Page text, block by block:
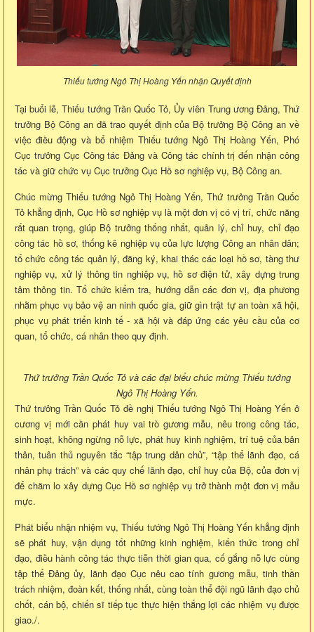
Thiếu tướng Ngô Thị Hoàng Yến nhận Quyết định
Tại buổi lễ, Thiếu tướng Trần Quốc Tỏ, Ủy viên Trung ương Đảng, Thứ
trưởng Bộ Công an đã trao quyết định của Bộ trưởng Bộ Công an về
việc điều động và bổ nhiệm Thiếu tướng Ngô Thị Hoàng Yến, Phó
Cục trưởng Cục Công tác Đảng và Công tác chính trị đến nhận công
tác và giữ chức vụ Cục trưởng Cục Hồ sơ nghiệp vụ, Bộ Công an.
Chúc mừng Thiếu tướng Ngô Thị Hoàng Yến, Thứ trưởng Trần Quốc
Tỏ khẳng định, Cục Hồ sơ nghiệp vụ là một đơn vị có vị trí, chức năng
rất quan trọng, giúp Bộ trưởng thống nhất, quản lý, chỉ huy, chỉ đạo
công tác hồ sơ, thống kê nghiệp vụ của lực lượng Công an nhân dân;
tổ chức công tác quản lý, đăng ký, khai thác các loại hồ sơ, tàng thư
nghiệp vụ, xử lý thông tin nghiệp vụ, hồ sơ điện tử, xây dựng trung
tâm thông tin. Tổ chức kiểm tra, hướng dẫn các đơn vị, địa phương
nhằm phục vụ bảo vệ an ninh quốc gia, giữ gìn trật tự an toàn xã hội,
phục vụ phát triển kinh tế - xã hội và đáp ứng các yêu cầu của cơ
quan, tổ chức, cá nhân theo quy định.
Thứ trưởng Trần Quốc Tỏ và các đại biểu chúc mừng Thiếu tướng
Ngô Thị Hoàng Yến.
Thứ trưởng Trần Quốc Tỏ đề nghị Thiếu tướng Ngô Thị Hoàng Yến ở
cương vị mới cần phát huy vai trò gương mẫu, nêu trong công tác,
sinh hoạt, không ngừng nỗ lực, phát huy kinh nghiệm, trí tuệ của bản
thân, tuân thủ nguyên tắc “tập trung dân chủ”, “tập thể lãnh đạo, cá
nhân phụ trách” và các quy chế lãnh đạo, chỉ huy của Bộ, của đơn vị
để chăm lo xây dựng Cục Hồ sơ nghiệp vụ trở thành một đơn vị mẫu
mực.
Phát biểu nhận nhiệm vụ, Thiếu tướng Ngô Thị Hoàng Yến khẳng định
sẽ phát huy, vận dụng tốt những kinh nghiệm, kiến thức trong chỉ
đạo, điều hành công tác thực tiễn thời gian qua, cố gắng nỗ lực cùng
tập thể Đảng ủy, lãnh đạo Cục nêu cao tính gương mẫu, tinh thần
trách nhiệm, đoàn kết, thống nhất, cùng toàn thể đội ngũ lãnh đạo chủ
chốt, cán bộ, chiến sĩ tiếp tục thực hiện thắng lợi các nhiệm vụ được
giao./.